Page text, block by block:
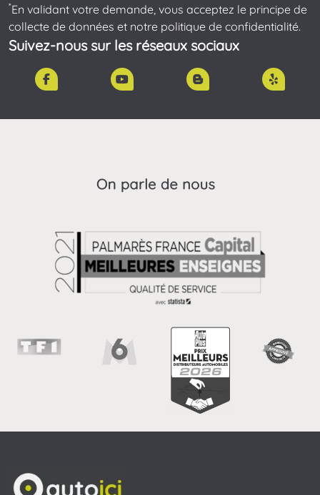
*En validant votre demande, vous acceptez le principe de
collecte de données et notre politique de confidentialité.
Suivez-nous sur les réseaux sociaux